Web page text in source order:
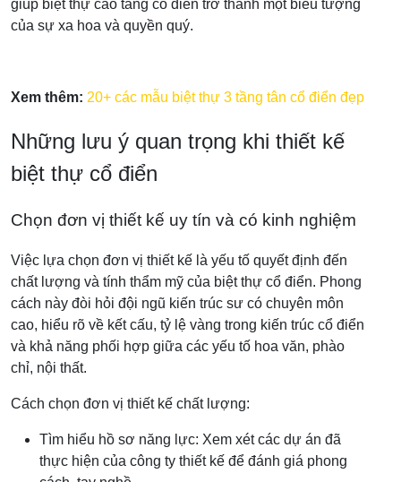
giúp biệt thự cao tầng cổ điển trở thành một biểu tượng
của sự xa hoa và quyền quý.
Xem thêm: 20+ các mẫu biệt thự 3 tầng tân cổ điển đẹp
Những lưu ý quan trọng khi thiết kế
biệt thự cổ điển
Chọn đơn vị thiết kế uy tín và có kinh nghiệm
Việc lựa chọn đơn vị thiết kế là yếu tố quyết định đến
chất lượng và tính thẩm mỹ của biệt thự cổ điển. Phong
cách này đòi hỏi đội ngũ kiến trúc sư có chuyên môn
cao, hiểu rõ về kết cấu, tỷ lệ vàng trong kiến trúc cổ điển
và khả năng phối hợp giữa các yếu tố hoa văn, phào
chỉ, nội thất.
Cách chọn đơn vị thiết kế chất lượng:
Tìm hiểu hồ sơ năng lực: Xem xét các dự án đã
thực hiện của công ty thiết kế để đánh giá phong